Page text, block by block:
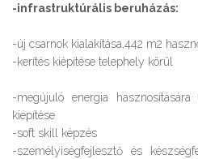
-infrastruktúrális beruházás:
-új csarnok kialakítása,442 m2
-kerítés kiépítése telephely körül
-megújuló energia
kiépítése
-soft skill képzés
-személyiségfejlesztő és